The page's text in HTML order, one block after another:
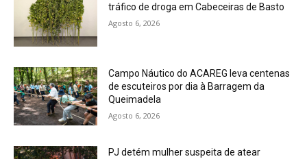
tráfico de droga em Cabeceiras de Basto
Agosto 6, 2026
Campo Náutico do ACAREG leva centenas
de escuteiros por dia à Barragem da
Queimadela
Agosto 6, 2026
PJ detém mulher suspeita de atear